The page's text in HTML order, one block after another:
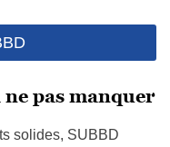
pas manquer
solides, SUBBD